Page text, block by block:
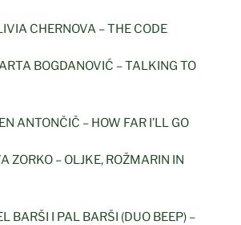
CHERNOVA – THE CODE
BOGDANOVIĆ – TALKING TO
ANTONČIČ – HOW FAR I’LL GO
ZORKO – OLJKE, ROŽMARIN IN
BARŠI I PAL BARŠI (DUO BEEP) –